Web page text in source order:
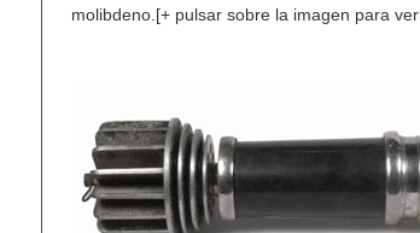
molibdeno.[+ pulsar sobre la imagen para